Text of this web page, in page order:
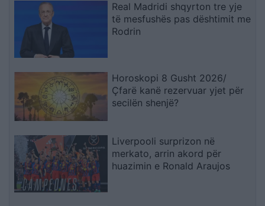
Real Madridi shqyrton tre yje
të mesfushës pas dështimit me
Rodrin
Horoskopi 8 Gusht 2026/
Çfarë kanë rezervuar yjet për
secilën shenjë?
Liverpooli surprizon në
merkato, arrin akord për
huazimin e Ronald Araujos